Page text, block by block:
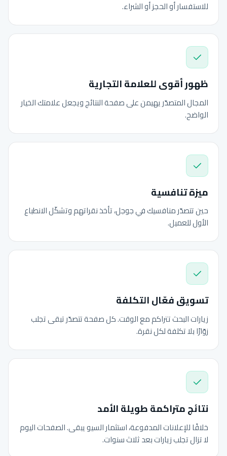
للاستفسار أو الحجز أو الشراء.
ظهور أقوى للعلامة التجارية
المجال المتصدّر يهيمن على صفحة النتائج ويجعل علامتك الخيار
الواضح.
ميزة تنافسية
حين تتصدّر منافسيك في جوجل، تأخذ نقراتهم وتشكّل الانطباع
الأول للعميل.
تسويق فعّال التكلفة
زيارات البحث تتراكم مع الوقت. كل صفحة تتصدّر تبقى تجلب
زوّارًا بلا تكلفة لكل نقرة.
نتائج متراكمة طويلة الأمد
خلافًا للإعلانات المدفوعة، استثمار السيو يبقى. الصفحات اليوم
لا تزال تجلب زيارات بعد ثلاث سنوات.